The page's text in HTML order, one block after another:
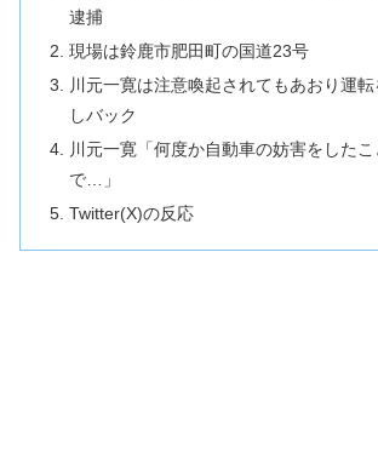
逮捕
現場は鈴鹿市肥田町の国道23号
川元一寛は注意喚起されてもあおり運
しバック
川元一寛「何度か自動車の妨害をした
で…」
Twitter(X)の反応